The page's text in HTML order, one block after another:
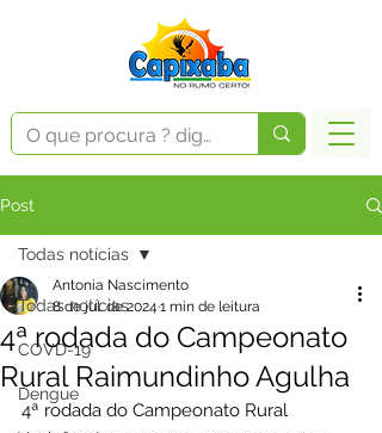
Post
Todas notícias
COVD-19
Dengue
Todas notícias
4ª rodada do Campeonato
Rural Raimundinho Agulha
Antonia Nascimento
8 de jul. de 2024 1 min de leitura
4ª rodada do Campeonato Rural